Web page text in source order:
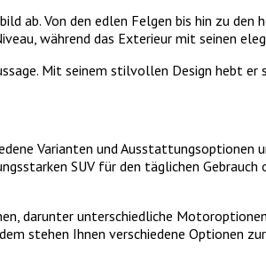
ab. Von den edlen Felgen bis hin zu
während das Exterieur mit seinen
Mit seinem stilvollen Design hebt
Varianten und
SUV für den täglichen
darunter unterschiedliche
stehen Ihnen verschiedene Optionen